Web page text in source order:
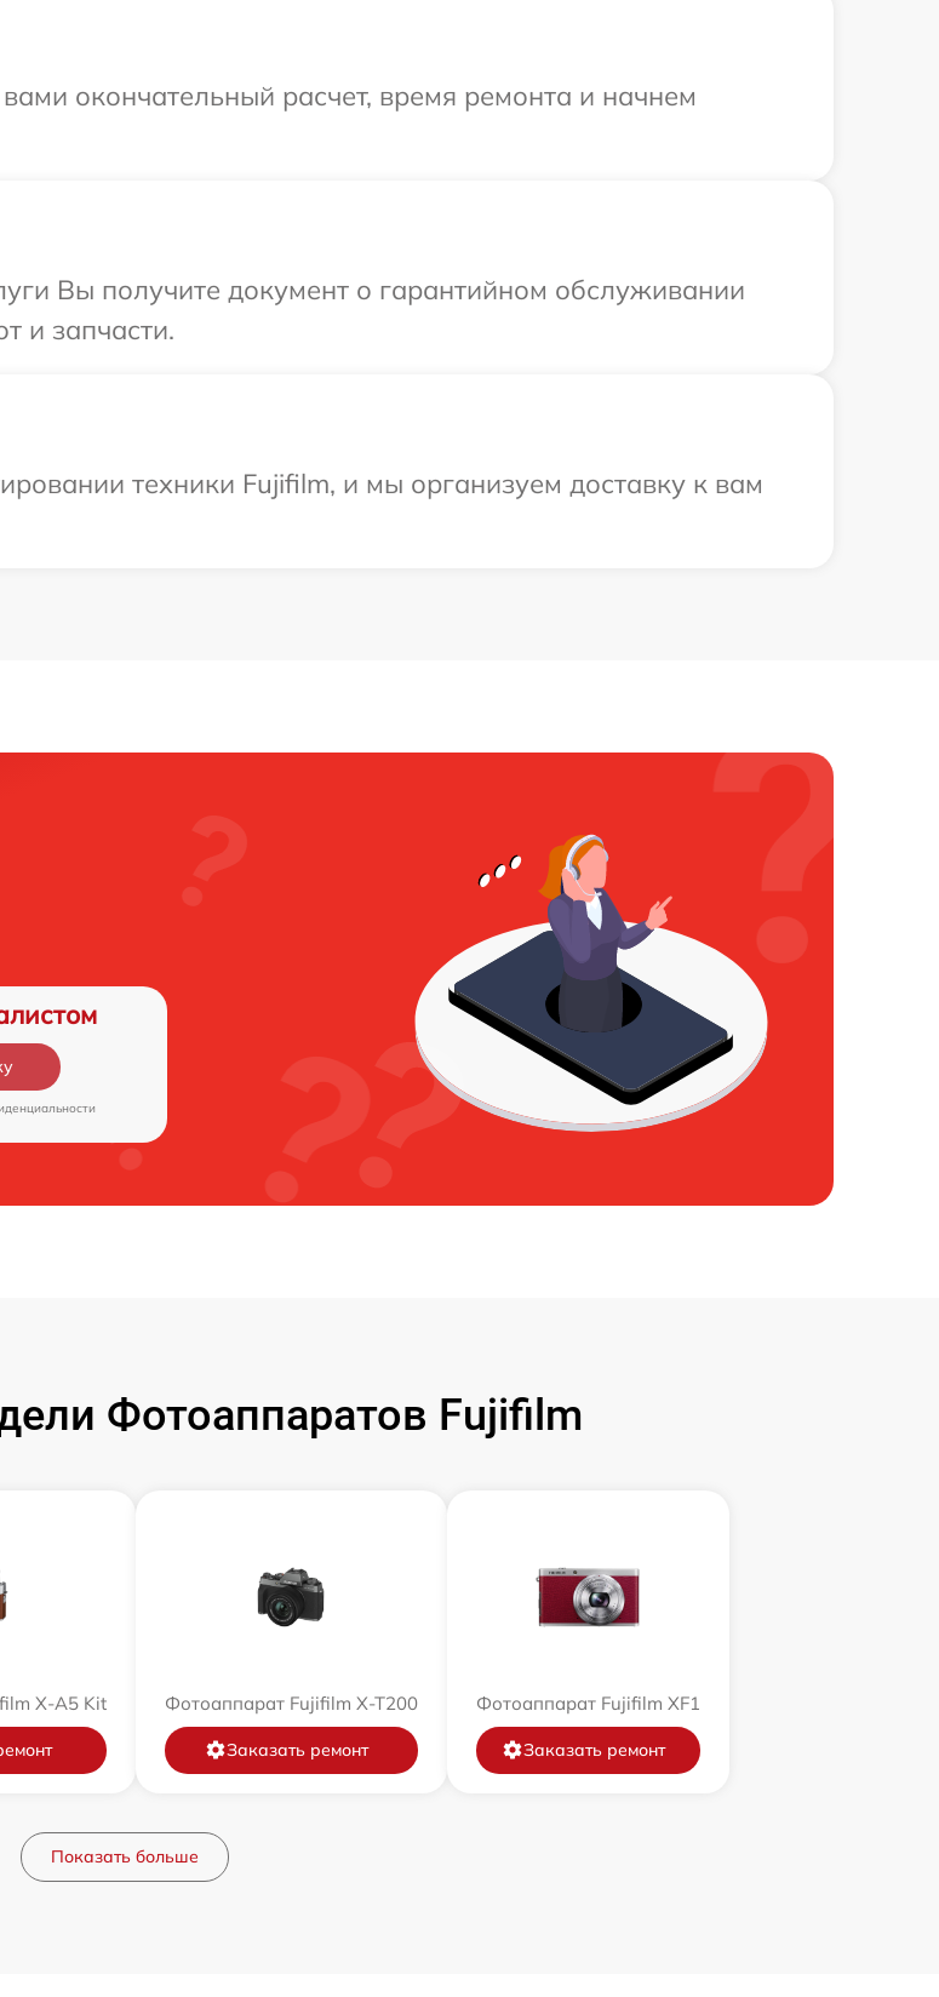
окончательный расчет, время ремонта и начнем
Вы получите документ о гарантийном обслуживании
и запчасти.
техники Fujifilm, и мы организуем доставку к вам
Фотоаппаратов Fujifilm
X-A5 Kit Фотоаппарат Fujifilm X-T200
Заказать ремонт
Фотоаппарат Fujifilm XF1
Заказать ремонт
Показать больше